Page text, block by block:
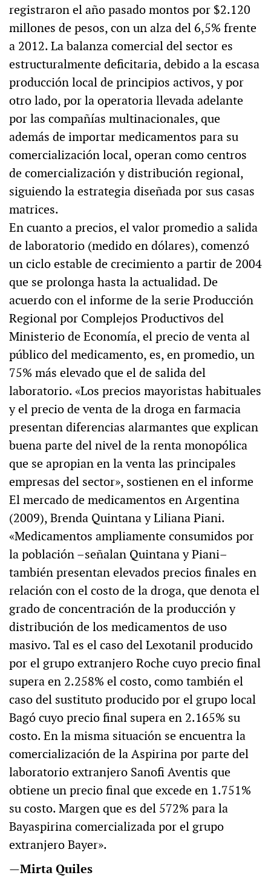
registraron el año pasado montos por $2.120
millones de pesos, con un alza del 6,5% frente
a 2012. La balanza comercial del sector es
estructuralmente deficitaria, debido a la escasa
producción local de principios activos, y por
otro lado, por la operatoria llevada adelante
por las compañías multinacionales, que
además de importar medicamentos para su
comercialización local, operan como centros
de comercialización y distribución regional,
siguiendo la estrategia diseñada por sus casas
matrices.
En cuanto a precios, el valor promedio a salida
de laboratorio (medido en dólares), comenzó
un ciclo estable de crecimiento a partir de 2004
que se prolonga hasta la actualidad. De
acuerdo con el informe de la serie Producción
Regional por Complejos Productivos del
Ministerio de Economía, el precio de venta al
público del medicamento, es, en promedio, un
75% más elevado que el de salida del
laboratorio. «Los precios mayoristas habituales
y el precio de venta de la droga en farmacia
presentan diferencias alarmantes que explican
buena parte del nivel de la renta monopólica
que se apropian en la venta las principales
empresas del sector», sostienen en el informe
El mercado de medicamentos en Argentina
(2009), Brenda Quintana y Liliana Piani.
«Medicamentos ampliamente consumidos por
la población –señalan Quintana y Piani–
también presentan elevados precios finales en
relación con el costo de la droga, que denota el
grado de concentración de la producción y
distribución de los medicamentos de uso
masivo. Tal es el caso del Lexotanil producido
por el grupo extranjero Roche cuyo precio final
supera en 2.258% el costo, como también el
caso del sustituto producido por el grupo local
Bagó cuyo precio final supera en 2.165% su
costo. En la misma situación se encuentra la
comercialización de la Aspirina por parte del
laboratorio extranjero Sanofi Aventis que
obtiene un precio final que excede en 1.751%
su costo. Margen que es del 572% para la
Bayaspirina comercializada por el grupo
extranjero Bayer».
—Mirta Quiles